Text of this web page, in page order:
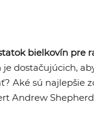
bielkovín pre
dostačujúcich,
Aké sú najlepšie
Andrew